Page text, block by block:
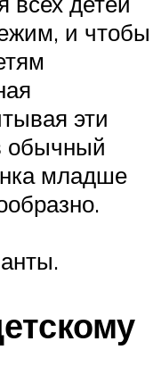
и чтобы
эти
обычный
младше